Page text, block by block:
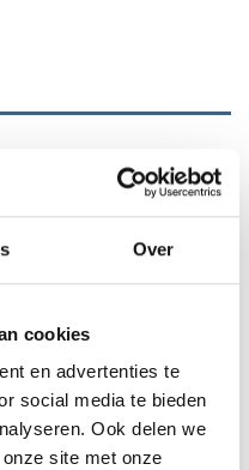
Over
cookies
en advertenties te
social media te bieden
Ook delen we
site met onze
gemaakt
passen.